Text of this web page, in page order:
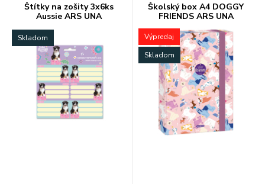
Štítky na zošity 3x6ks
Aussie ARS UNA
Skladom
Školský box A4 DOGGY
FRIENDS ARS UNA
Výpredaj
Skladom